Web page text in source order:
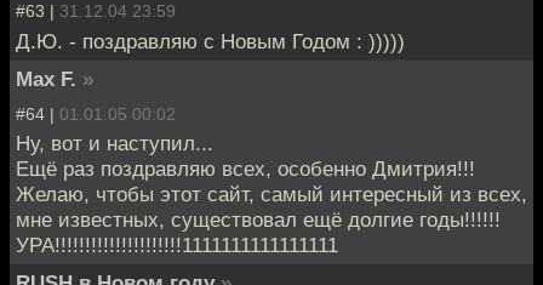
#63 | 31.12.04 23:59
Д.Ю. - поздравляю с Новым Годом : )))))
Max F. »
#64 | 01.01.05 00:02
Ну, вот и наступил...
Ещё раз поздравляю всех, особенно Дмитрия!!!
Желаю, чтобы этот сайт, самый интересный из всех,
мне известных, существовал ещё долгие годы!!!!!!
УРА!!!!!!!!!!!!!!!!!!!!!1111111111111111